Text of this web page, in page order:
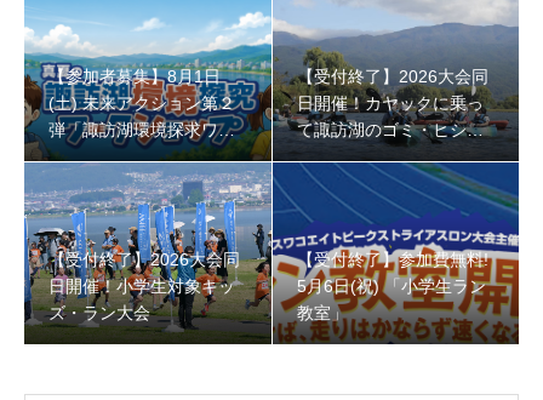
【受付終了】参加費無料! 5月6日(祝) 「小学生ラン教室」
【参加者募集】8月1日
(土) 未来アクション第２
弾「諏訪湖環境探求ワー
クショップ」小学４年生
から！
【受付終了】2026大会同
日開催！カヤックに乗っ
て諏訪湖のゴミ・ヒシを
回収しよう！
【受付終了】2026大会同
日開催！小学生対象キッ
ズ・ラン大会
【受付終了】参加費無料!
5月6日(祝) 「小学生ラン
教室」